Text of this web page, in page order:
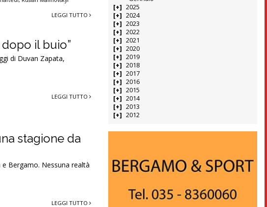
LEGGI TUTTO
il buio”
di Duvan Zapata,
LEGGI TUTTO
stagione da
e Bergamo. Nessuna realtà
LEGGI TUTTO
2025
2024
2023
2022
2021
2020
2019
2018
2017
2016
2015
2014
2013
2012